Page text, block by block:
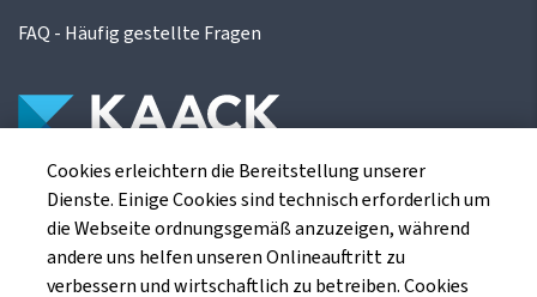
FAQ - Häufig gestellte Fragen
Die Kaack Terminhandel GmbH ist ein
Finanzdienstleistungsinstitut für die europäischen
Agrarterminbörsen.
Cookies erleichtern die Bereitstellung unserer
Dienste. Einige Cookies sind technisch erforderlich um
die Webseite ordnungsgemäß anzuzeigen, während
andere uns helfen unseren Onlineauftritt zu
verbessern und wirtschaftlich zu betreiben. Cookies